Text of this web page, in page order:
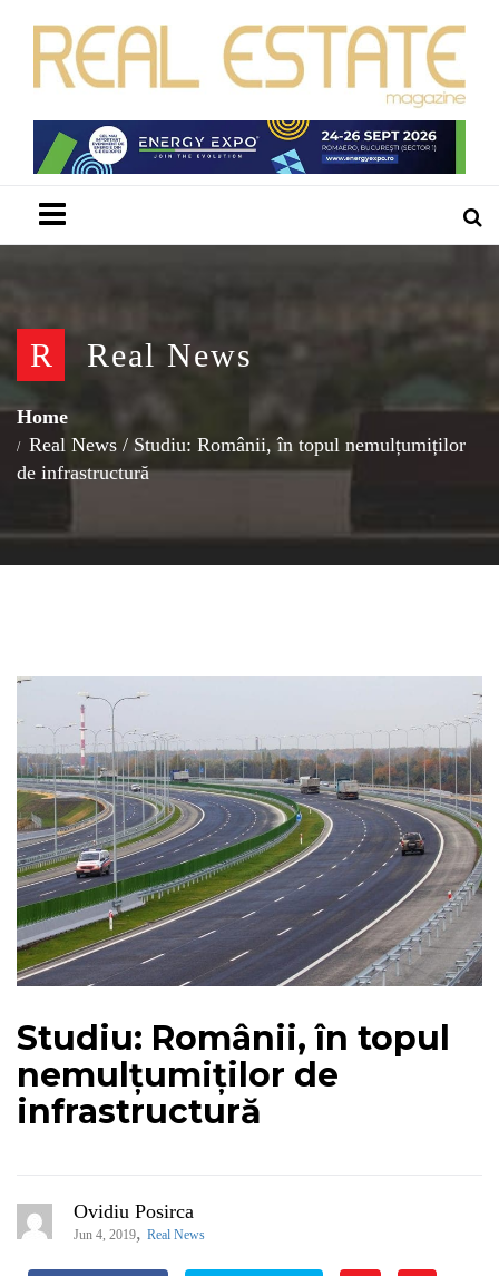
R Real News
Home
Real News / Studiu: Românii, în topul nemulțumiților
de infrastructură
Studiu: Românii, în topul
nemulțumiților de
infrastructură
Ovidiu Posirca
Jun 4, 2019, Real News